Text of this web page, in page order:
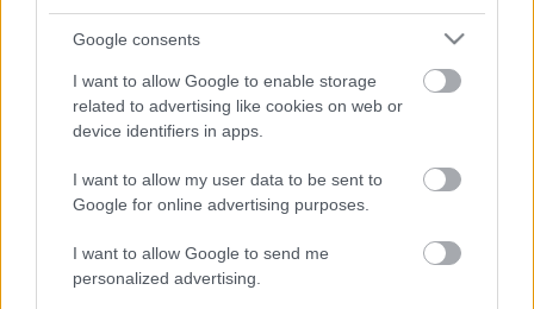
Google consents
I want to allow Google to enable storage
related to advertising like cookies on web or
device identifiers in apps.
I want to allow my user data to be sent to
Google for online advertising purposes.
I want to allow Google to send me
personalized advertising.